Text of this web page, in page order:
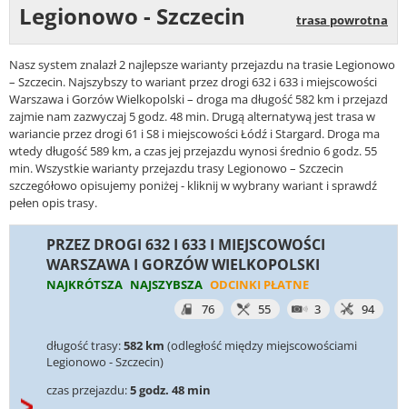
Legionowo - Szczecin trasa powrotna
Nasz system znalazł 2 najlepsze warianty przejazdu na trasie Legionowo
– Szczecin. Najszybszy to wariant przez drogi 632 i 633 i miejscowości
Warszawa i Gorzów Wielkopolski – droga ma długość 582 km i przejazd
zajmie nam zazwyczaj 5 godz. 48 min. Drugą alternatywą jest trasa w
wariancie przez drogi 61 i S8 i miejscowości Łódź i Stargard. Droga ma
wtedy długość 589 km, a czas jej przejazdu wynosi średnio 6 godz. 55
min. Wszystkie warianty przejazdu trasy Legionowo – Szczecin
szczegółowo opisujemy poniżej - kliknij w wybrany wariant i sprawdź
pełen opis trasy.
PRZEZ DROGI 632 I 633 I MIEJSCOWOŚCI
WARSZAWA I GORZÓW WIELKOPOLSKI
NAJKRÓTSZA NAJSZYBSZA ODCINKI PŁATNE
76
55 3 94
długość trasy:582 km (odległość między miejscowościami
Legionowo - Szczecin)
czas przejazdu:5 godz. 48 min